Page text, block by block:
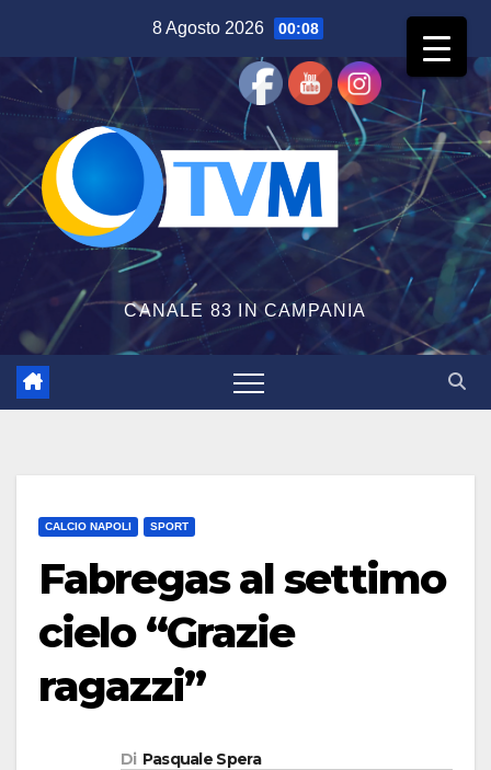
contenuto
8 Agosto 2026 00:08
CANALE 83 IN CAMPANIA
CALCIO NAPOLI SPORT
Fabregas al settimo
cielo “Grazie
ragazzi”
Di Pasquale Spera